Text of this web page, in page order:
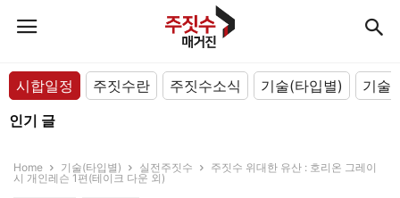
시합일정 주짓수란 주짓수소식 기술(타입별)
기술
인기 글
Home 기술(타입별) 실전주짓수
주짓수 위대한 유산 : 호리온 그레이
시 개인레슨 1편(테이크 다운 외)